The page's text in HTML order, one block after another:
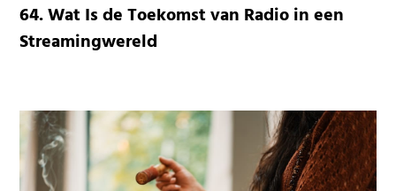
64. Wat Is de Toekomst van Radio in een
Streamingwereld